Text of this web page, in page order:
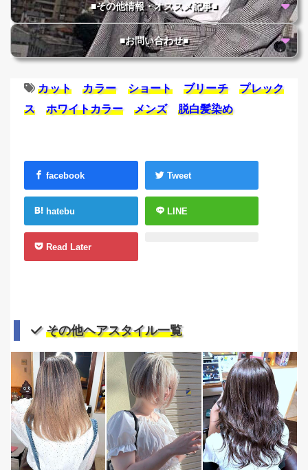
■その他情報・オススメ記事■
■お問い合わせ■
カット カラー ショート ブリーチ
プレック
ス
ホワイトカラー メンズ 脱白髪染め
facebook Tweet
hatebu LINE
Read Later
その他ヘアスタイル一覧